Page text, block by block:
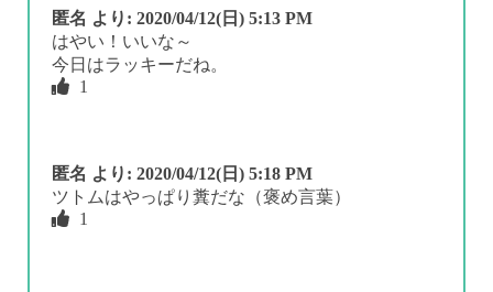
匿名 より: 2020/04/12(日) 5:13 PM
はやい！いいな～
今日はラッキーだね。
1
匿名 より: 2020/04/12(日) 5:18 PM
ツトムはやっぱり糞だな（褒め言葉）
1